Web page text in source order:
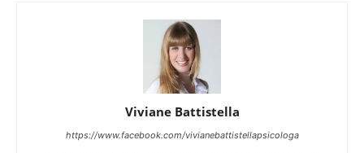
Viviane Battistella
https://www.facebook.com/vivianebattistellapsicologa